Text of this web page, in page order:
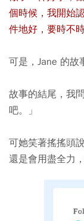
個時候，我開始
件地好，要時不
可是，Jane 的故
故事的結尾，我
吧。」
可她笑著搖搖頭
還是會用盡全力